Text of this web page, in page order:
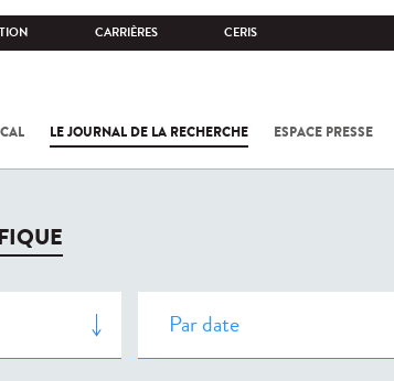
CARRIÈRES CERIS
LE JOURNAL DE LA RECHERCHE ESPACE PRESSE